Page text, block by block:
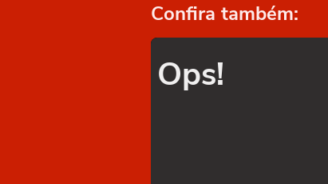
Confira também:
Ops!